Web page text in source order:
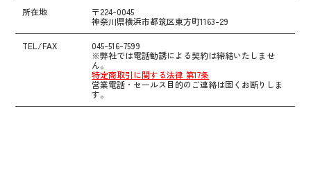
所在地
〒224-0045
神奈川県横浜市都筑区東方町1163-29
TEL/FAX
045-516-7599
※弊社では電話勧誘による契約は締結いたしませ
ん。
特定商取引に関する法律 第17条
営業電話・セールス目的のご連絡は固くお断りしま
す。